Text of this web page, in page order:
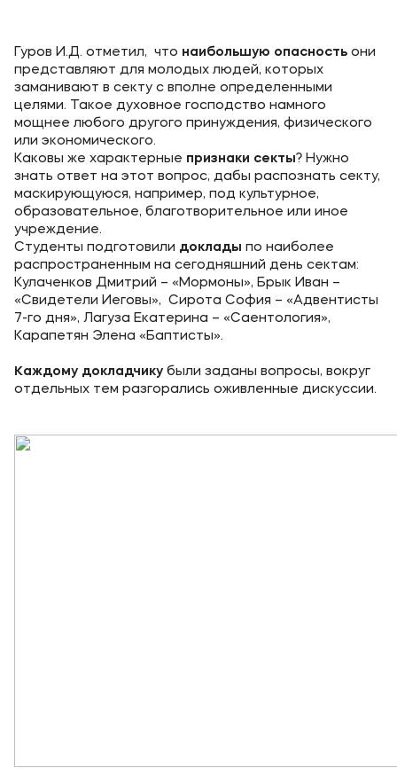
Гуров И.Д. отметил, что наибольшую опасность они
представляют для молодых людей, которых
заманивают в секту с вполне определенными
целями. Такое духовное господство намного
мощнее любого другого принуждения, физического
или экономического.
Каковы же характерные признаки секты? Нужно
знать ответ на этот вопрос, дабы распознать секту,
маскирующуюся, например, под культурное,
образовательное, благотворительное или иное
учреждение.
Студенты подготовили доклады по наиболее
распространенным на сегодняшний день сектам:
Кулаченков Дмитрий – «Мормоны», Брык Иван –
«Свидетели Иеговы», Сирота София – «Адвентисты
7-го дня», Лагуза Екатерина – «Саентология»,
Карапетян Элена «Баптисты».
Каждому докладчику были заданы вопросы, вокруг
отдельных тем разгорались оживленные дискуссии.